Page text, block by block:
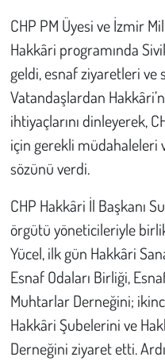
CHP PM Üyesi ve İzmir
Hakkâri programında
geldi, esnaf ziyaretleri ve
Vatandaşlardan
ihtiyaçlarını dinleyerek,
için gerekli müdahaleleri
sözünü verdi.
CHP Hakkâri İl Başkanı
örgütü yöneticileriyle
Yücel, ilk gün Hakkâri
Esnaf Odaları Birliği,
Muhtarlar Derneğini;
Hakkâri Şubelerini ve
Derneğini ziyaret etti.
Çevre
Galeri
Günün İçinden
Vefat İlanları
Hukuk
Tarım
Son Dakika
Kent